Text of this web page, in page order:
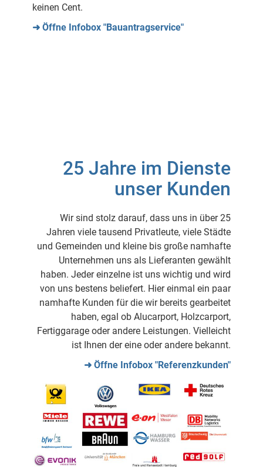
keinen Cent.
➜ Öffne Infobox "Bauantragservice"
25 Jahre im Dienste
unser Kunden
Wir sind stolz darauf, dass uns in über 25
Jahren viele tausend Privatleute, viele Städte
und Gemeinden und kleine bis große namhafte
Unternehmen uns als Lieferanten gewählt
haben. Jeder einzelne ist uns wichtig und wird
von uns bestens beliefert. Hier einmal ein paar
namhafte Kunden für die wir bereits gearbeitet
haben, egal ob Alucarport, Holzcarport,
Fertiggarage oder andere Leistungen. Vielleicht
ist Ihnen der eine oder andere bekannt.
➜ Öffne Infobox "Referenzkunden"